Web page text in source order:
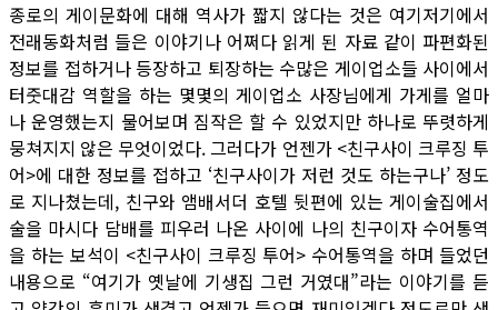
종로의 게이문화에 대해 역사가 짧지 않다는 것은 여기저기에서
전래동화처럼 들은 이야기나 어쩌다 읽게 된 자료 같이 파편화된
정보를 접하거나 등장하고 퇴장하는 수많은 게이업소들 사이에서
터줏대감 역할을 하는 몇몇의 게이업소 사장님에게 가게를 얼마
나 운영했는지 물어보며 짐작은 할 수 있었지만 하나로 뚜렷하게
뭉쳐지지 않은 무엇이었다. 그러다가 언젠가 <친구사이 크루징 투
어>에 대한 정보를 접하고 ‘친구사이가 저런 것도 하는구나’ 정도
로 지나쳤는데, 친구와 앰배서더 호텔 뒷편에 있는 게이술집에서
술을 마시다 담배를 피우러 나온 사이에 나의 친구이자 수어통역
을 하는 보석이 <친구사이 크루징 투어> 수어통역을 하며 들었던
내용으로 “여기가 옛날에 기생집 그런 거였대”라는 이야기를 듣